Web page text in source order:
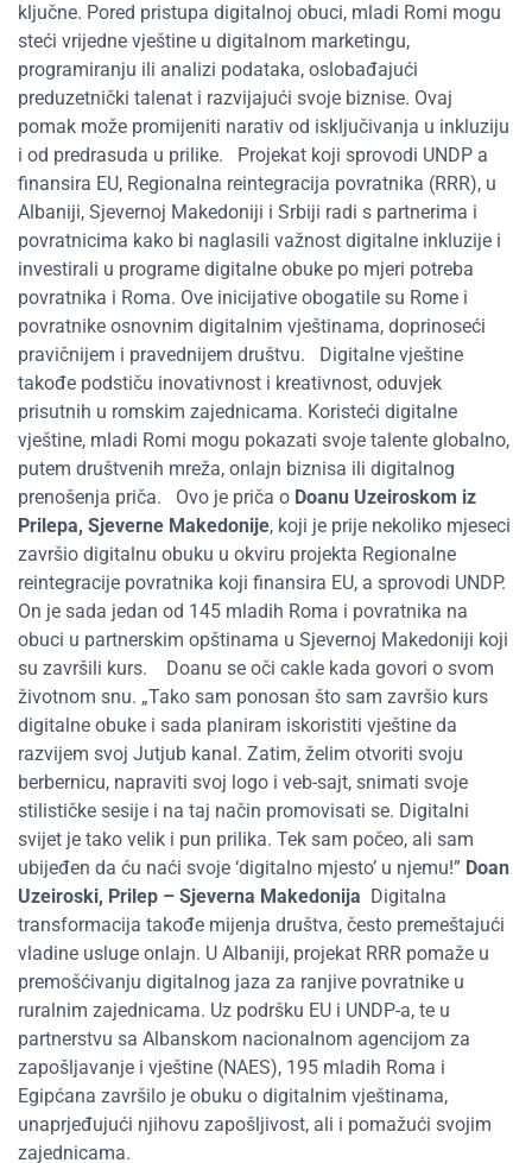
ključne. Pored pristupa digitalnoj obuci, mladi Romi mogu
steći vrijedne vještine u digitalnom marketingu,
programiranju ili analizi podataka, oslobađajući
preduzetnički talenat i razvijajući svoje biznise. Ovaj
pomak može promijeniti narativ od isključivanja u inkluziju
i od predrasuda u prilike.
Projekat koji sprovodi UNDP a
finansira EU, Regionalna reintegracija povratnika (RRR), u
Albaniji, Sjevernoj Makedoniji i Srbiji radi s partnerima i
povratnicima kako bi naglasili važnost digitalne inkluzije i
investirali u programe digitalne obuke po mjeri potreba
povratnika i Roma. Ove inicijative obogatile su Rome i
povratnike osnovnim digitalnim vještinama, doprinoseći
pravičnijem i pravednijem društvu.
Digitalne vještine
takođe podstiču inovativnost i kreativnost, oduvjek
prisutnih u romskim zajednicama. Koristeći digitalne
vještine, mladi Romi mogu pokazati svoje talente globalno,
putem društvenih mreža, onlajn biznisa ili digitalnog
prenošenja priča.
Ovo je priča o Doanu Uzeiroskom iz
Prilepa, Sjeverne Makedonije, koji je prije nekoliko mjeseci
završio digitalnu obuku u okviru projekta Regionalne
reintegracije povratnika koji finansira EU, a sprovodi UNDP.
On je sada jedan od 145 mladih Roma i povratnika na
obuci u partnerskim opštinama u Sjevernoj Makedoniji koji
su završili kurs.
Doanu se oči cakle kada govori o svom
životnom snu. „Tako sam ponosan što sam završio kurs
digitalne obuke i sada planiram iskoristiti vještine da
razvijem svoj Jutjub kanal. Zatim, želim otvoriti svoju
berbernicu, napraviti svoj logo i veb-sajt, snimati svoje
stilističke sesije i na taj način promovisati se. Digitalni
svijet je tako velik i pun prilika. Tek sam počeo, ali sam
ubijeđen da ću naći svoje ‘digitalno mjesto’ u njemu!” Doan
Uzeiroski, Prilep – Sjeverna Makedonija Digitalna
transformacija takođe mijenja društva, često premeštajući
vladine usluge onlajn. U Albaniji, projekat RRR pomaže u
premošćivanju digitalnog jaza za ranjive povratnike u
ruralnim zajednicama. Uz podršku EU i UNDP-a, te u
partnerstvu sa Albanskom nacionalnom agencijom za
zapošljavanje i vještine (NAES), 195 mladih Roma i
Egipćana završilo je obuku o digitalnim vještinama,
unaprjeđujući njihovu zapošljivost, ali i pomažući svojim
zajednicama.